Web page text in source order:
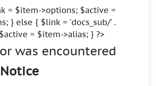
= $item->options; $active =
} else { $link = 'docs_sub/' .
= $item->alias; } ?>
was encountered